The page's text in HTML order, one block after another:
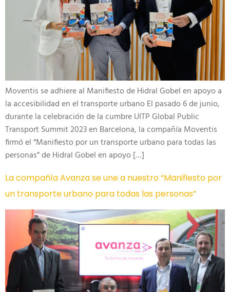
Moventis​ se adhiere al Manifiesto de Hidral Gobel en apoyo a
la accesibilidad en el transporte urbano El pasado 6 de junio,
durante la celebración de la cumbre UITP Global Public
Transport Summit 2023 en Barcelona, la compañía Moventis
firmó el “Manifiesto por un transporte urbano para todas las
personas” de Hidral Gobel en apoyo […]
La compañía Avanza se une a nuestro “Manifiesto por
un transporte urbano para todas las personas”